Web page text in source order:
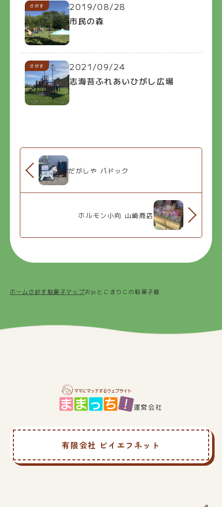
さがす
2019/08/28
市民の森
さがす
2021/09/24
志海苔ふれあいひがし広場
だがしや パドック
ホルモン小向 山崎商店
ホームさがす駄菓子マップおっとこまりこの駄菓子屋
運営会社
有限会社 ビイエフネット